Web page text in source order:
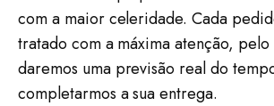
com a maior celeridade. Cada
tratado com a máxima atenção, pelo
daremos uma previsão real do
completarmos a sua entrega.